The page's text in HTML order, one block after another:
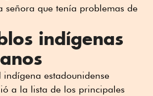
señora que tenía problemas de
indígenas
indígena estadounidense
a la lista de los principales